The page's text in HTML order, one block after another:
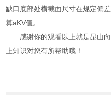
缺口底部处横截面尺寸在规定偏
算aKV值。
感谢你的观看以上就是昆山向
上知识对您有所帮助哦！